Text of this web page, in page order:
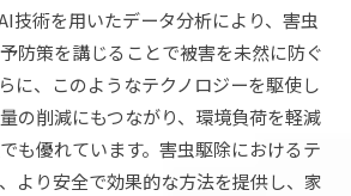
技術を用いたデータ分析により、害虫
防策を講じることで被害を未然に防ぐ
に、このようなテクノロジーを駆使し
の削減にもつながり、環境負荷を軽減
も優れています。害虫駆除におけるテ
より安全で効果的な方法を提供し、家